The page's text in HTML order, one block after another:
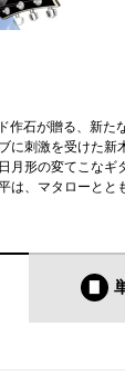
作石が贈る、新た
に刺激を受けた新
月形の変てこなギ
は、マタローとと